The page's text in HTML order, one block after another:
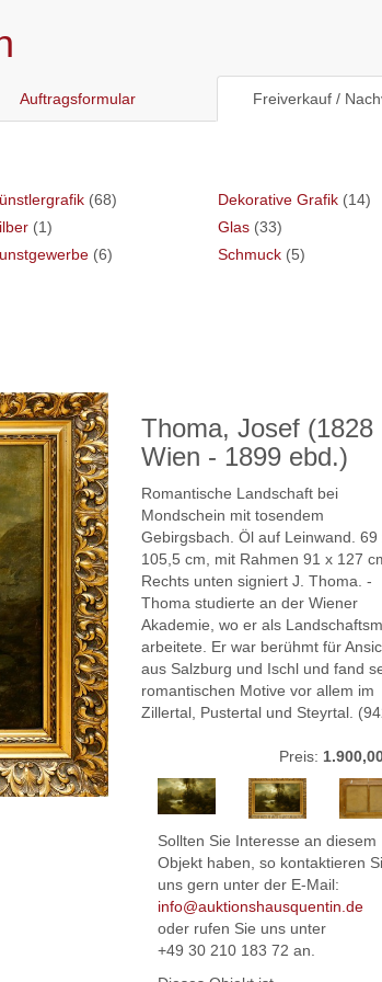
Auftragsformular Freiverkauf /
(68) Dekorative Grafik (14)
(1) Glas (33)
(6) Schmuck (5)
Thoma, Josef (1828
Wien - 1899 ebd.)
Romantische Landschaft bei
Mondschein mit tosendem
Gebirgsbach. Öl auf Leinwand. 69
105,5 cm, mit Rahmen 91 x 127
Rechts unten signiert J. Thoma. -
Thoma studierte an der Wiener
Akademie, wo er als
arbeitete. Er war berühmt für
aus Salzburg und Ischl und fand
romantischen Motive vor allem im
Zillertal, Pustertal und Steyrtal.
Preis:
Sollten Sie Interesse an diesem
Objekt haben, so kontaktieren
uns gern unter der E-Mail:
info@auktionshausquentin.de
oder rufen Sie uns unter
+49 30 210 183 72 an.